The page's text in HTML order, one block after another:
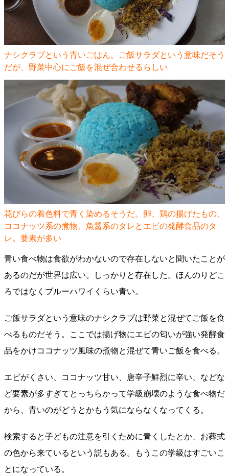
ナシクラブという青いごはん。ご飯サラダという意味だそう
だが、野菜中心にご飯を混ぜ合わせるらしい
花びらの着色料で青く染めるそうだ。卵、鶏の揚げたもの、
ココナッツ系の煮物、魚醤系のタレとエビの発酵食品のタ
レ。要素が多い
青い食べ物は食欲がわかないので存在しないと聞いたことが
あるのだが世界は広い。しっかりと存在した。ほんのりどこ
ろではなくブルーハワイくらい青い。
ご飯サラダという意味のナシクラブは野菜と混ぜてご飯を食
べるものだそう。ここでは揚げ物にエビの匂いが強い発酵食
品をかけココナッツ風味の煮物と混ぜて青いご飯を食べる。
エビがくさい、ココナッツ甘い、唐辛子鮮烈に辛い、などな
ど要素が多すぎてとっちらかって学級崩壊のような食べ物だ
から、青いのがどうとかもう気にならなくなってくる。
検索すると子どもの注意を引くために青くしたとか、お葬式
の色から来ているという説もある。もうこの学級はすごいこ
とになっている。